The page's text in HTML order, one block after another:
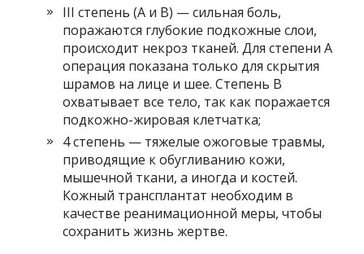
III степень (А и В) — сильная боль,
поражаются глубокие подкожные слои,
происходит некроз тканей. Для степени A
операция показана только для скрытия
шрамов на лице и шее. Степень B
охватывает все тело, так как поражается
подкожно-жировая клетчатка;
4 степень — тяжелые ожоговые травмы,
приводящие к обугливанию кожи,
мышечной ткани, а иногда и костей.
Кожный трансплантат необходим в
качестве реанимационной меры, чтобы
сохранить жизнь жертве.